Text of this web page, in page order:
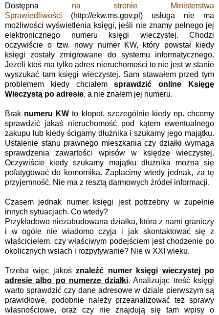
Dostępna na stronie Ministerstwa
Sprawiedliwości (http://ekw.ms.gov.pl) usługa nie ma
możliwości wyświetlenia księgi, jeśli nie znamy pełnego jej
elektronicznego numeru księgi wieczystej. Chodzi
oczywiście o tzw. nowy numer KW, który powstał kiedy
księgi zostały zmigrowane do systemu informatycznego.
Jeżeli ktoś ma tylko adres nieruchomości to nie jest w stanie
wyszukać tam księgi wieczystej. Sam stawałem przed tym
problemem kiedy chciałemsprawdzić online Księgę
Wieczystą po adresie, a nie znałem jej numeru.
Brak numeru KW to kłopot, szczególnie kiedy np. chcemy
sprawdzić jakaś nieruchomość pod kątem ewentualnego
zakupu lub kiedy ścigamy dłużnika i szukamy jego majątku.
Ustalenie stanu prawnego mieszkania czy działki wymaga
sprawdzenia zawartości wpisów w księdze wieczystej.
Oczywiście kiedy szukamy majątku dłużnika można się
pofatygować do komornika. Zapłacimy wtedy jednak, za tę
przyjemność. Nie ma z resztą darmowych źródeł informacji.
Czasem jednak numer księgi jest potrzebny w zupełnie
innych sytuacjach. Co wtedy?
Przykładowo niezabudowana działka, która z nami graniczy
i w ogóle nie wiadomo czyja i jak skontaktować się z
właścicielem. czy właściwym podejściem jest chodzenie po
okolicznych wsiach i rozpytywanie? Nie w XXI wieku.
Trzeba więc jakośznaleźć numer księgi wieczystej po
adresie albo po numerze działki. Analizując treść księgi
warto sprawdzić czy dane adresowe w dziale pierwszym są
prawidłowe, podobnie należy przeanalizować też sprawy
własnościowe, oraz czy nie znajdują się tam wpisy o